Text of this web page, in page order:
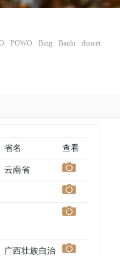
POWO Bing Baidu duocet
省名 查看
云南省
广西壮族自治